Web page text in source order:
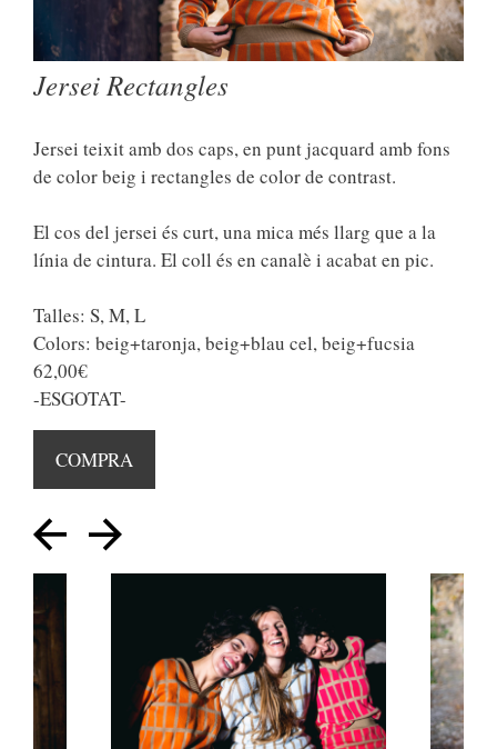
Jersei Rectangles
Jersei teixit amb dos caps, en punt jacquard amb fons
de color beig i rectangles de color de contrast.
El cos del jersei és curt, una mica més llarg que a la
línia de cintura. El coll és en canalè i acabat en pic.
Talles: S, M, L
Colors: beig+taronja, beig+blau cel, beig+fucsia
62,00€
-ESGOTAT-
COMPRA